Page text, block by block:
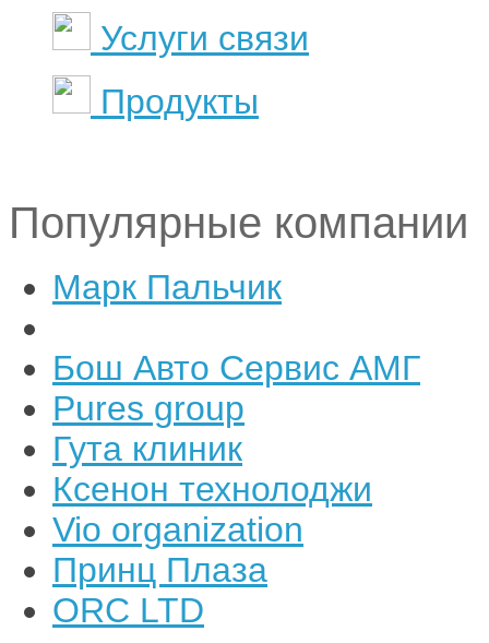
Услуги связи
Продукты
Популярные компании
Марк Пальчик
Бош Авто Сервис АМГ
Pures group
Гута клиник
Ксенон технолоджи
Vio organization
Принц Плаза
ORC LTD